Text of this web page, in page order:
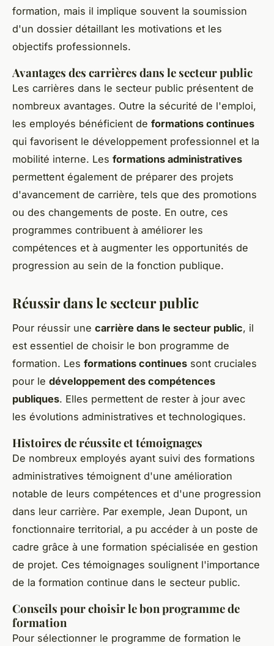
formation, mais il implique souvent la soumission
d'un dossier détaillant les motivations et les
objectifs professionnels.
Avantages des carrières dans le secteur public
Les carrières dans le secteur public présentent de
nombreux avantages. Outre la sécurité de l'emploi,
les employés bénéficient de formations continues
qui favorisent le développement professionnel et la
mobilité interne. Les formations administratives
permettent également de préparer des projets
d'avancement de carrière, tels que des promotions
ou des changements de poste. En outre, ces
programmes contribuent à améliorer les
compétences et à augmenter les opportunités de
progression au sein de la fonction publique.
Réussir dans le secteur public
Pour réussir une carrière dans le secteur public, il
est essentiel de choisir le bon programme de
formation. Les formations continues sont cruciales
pour le développement des compétences
publiques. Elles permettent de rester à jour avec
les évolutions administratives et technologiques.
Histoires de réussite et témoignages
De nombreux employés ayant suivi des formations
administratives témoignent d'une amélioration
notable de leurs compétences et d'une progression
dans leur carrière. Par exemple, Jean Dupont, un
fonctionnaire territorial, a pu accéder à un poste de
cadre grâce à une formation spécialisée en gestion
de projet. Ces témoignages soulignent l'importance
de la formation continue dans le secteur public.
Conseils pour choisir le bon programme de
formation
Pour sélectionner le programme de formation le